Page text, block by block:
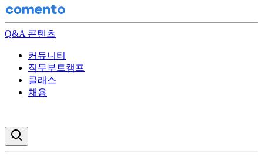
Q&A 콘텐츠
커뮤니티
직무부트캠프
클래스
채용